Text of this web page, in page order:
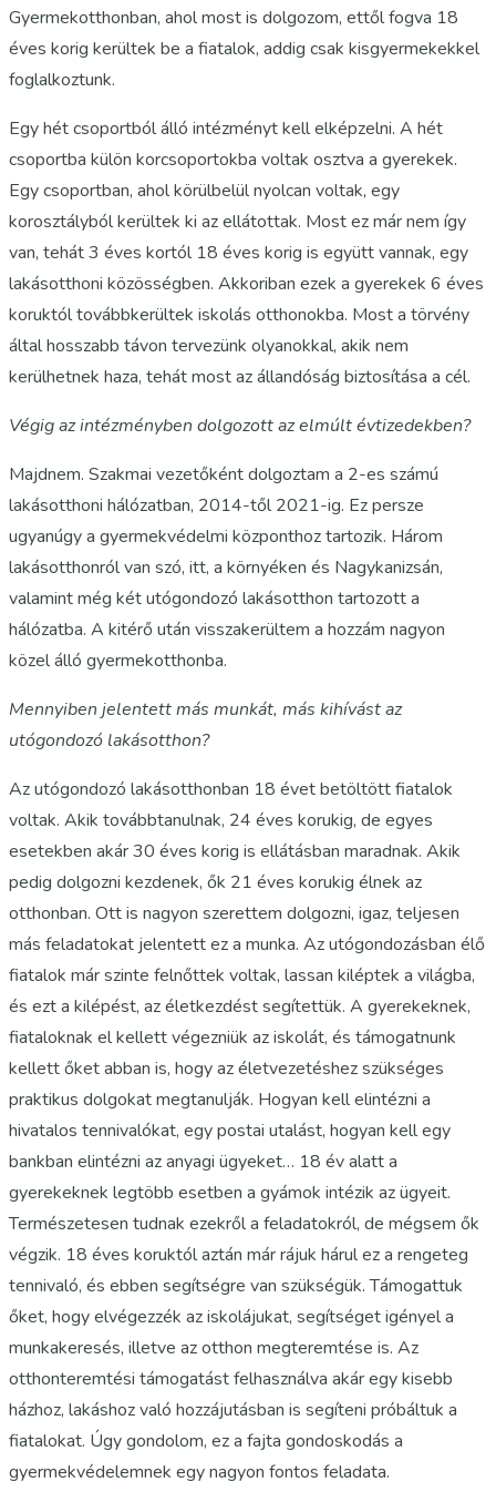
Gyermekotthonban, ahol most is dolgozom, ettől fogva 18
éves korig kerültek be a fiatalok, addig csak kisgyermekekkel
foglalkoztunk.
Egy hét csoportból álló intézményt kell elképzelni. A hét
csoportba külön korcsoportokba voltak osztva a gyerekek.
Egy csoportban, ahol körülbelül nyolcan voltak, egy
korosztályból kerültek ki az ellátottak. Most ez már nem így
van, tehát 3 éves kortól 18 éves korig is együtt vannak, egy
lakásotthoni közösségben. Akkoriban ezek a gyerekek 6 éves
koruktól továbbkerültek iskolás otthonokba. Most a törvény
által hosszabb távon tervezünk olyanokkal, akik nem
kerülhetnek haza, tehát most az állandóság biztosítása a cél.
Végig az intézményben dolgozott az elmúlt évtizedekben?
Majdnem. Szakmai vezetőként dolgoztam a 2-es számú
lakásotthoni hálózatban, 2014-től 2021-ig. Ez persze
ugyanúgy a gyermekvédelmi központhoz tartozik. Három
lakásotthonról van szó, itt, a környéken és Nagykanizsán,
valamint még két utógondozó lakásotthon tartozott a
hálózatba. A kitérő után visszakerültem a hozzám nagyon
közel álló gyermekotthonba.
Mennyiben jelentett más munkát, más kihívást az
utógondozó lakásotthon?
Az utógondozó lakásotthonban 18 évet betöltött fiatalok
voltak. Akik továbbtanulnak, 24 éves korukig, de egyes
esetekben akár 30 éves korig is ellátásban maradnak. Akik
pedig dolgozni kezdenek, ők 21 éves korukig élnek az
otthonban. Ott is nagyon szerettem dolgozni, igaz, teljesen
más feladatokat jelentett ez a munka. Az utógondozásban élő
fiatalok már szinte felnőttek voltak, lassan kiléptek a világba,
és ezt a kilépést, az életkezdést segítettük. A gyerekeknek,
fiataloknak el kellett végezniük az iskolát, és támogatnunk
kellett őket abban is, hogy az életvezetéshez szükséges
praktikus dolgokat megtanulják. Hogyan kell elintézni a
hivatalos tennivalókat, egy postai utalást, hogyan kell egy
bankban elintézni az anyagi ügyeket… 18 év alatt a
gyerekeknek legtöbb esetben a gyámok intézik az ügyeit.
Természetesen tudnak ezekről a feladatokról, de mégsem ők
végzik. 18 éves koruktól aztán már rájuk hárul ez a rengeteg
tennivaló, és ebben segítségre van szükségük. Támogattuk
őket, hogy elvégezzék az iskolájukat, segítséget igényel a
munkakeresés, illetve az otthon megteremtése is. Az
otthonteremtési támogatást felhasználva akár egy kisebb
házhoz, lakáshoz való hozzájutásban is segíteni próbáltuk a
fiatalokat. Úgy gondolom, ez a fajta gondoskodás a
gyermekvédelemnek egy nagyon fontos feladata.